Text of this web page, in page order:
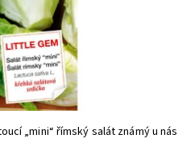
„mini“ římský salát známý u nás